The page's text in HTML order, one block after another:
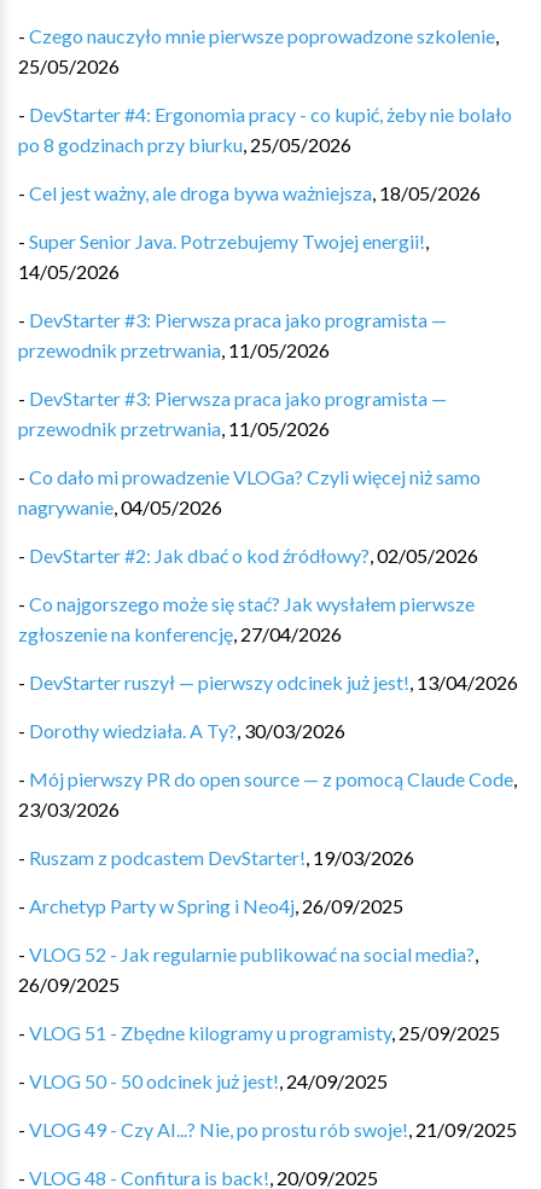
- Czego nauczyło mnie pierwsze poprowadzone szkolenie,
25/05/2026
- DevStarter #4: Ergonomia pracy - co kupić, żeby nie bolało
po 8 godzinach przy biurku, 25/05/2026
- Cel jest ważny, ale droga bywa ważniejsza, 18/05/2026
- Super Senior Java. Potrzebujemy Twojej energii!,
14/05/2026
- DevStarter #3: Pierwsza praca jako programista —
przewodnik przetrwania, 11/05/2026
- DevStarter #3: Pierwsza praca jako programista —
przewodnik przetrwania, 11/05/2026
- Co dało mi prowadzenie VLOGa? Czyli więcej niż samo
nagrywanie,04/05/2026
- DevStarter #2: Jak dbać o kod źródłowy?,02/05/2026
- Co najgorszego może się stać? Jak wysłałem pierwsze
zgłoszenie na konferencję, 27/04/2026
- DevStarter ruszył — pierwszy odcinek już jest!, 13/04/2026
- Dorothy wiedziała. A Ty?, 30/03/2026
- Mój pierwszy PR do open source — z pomocą Claude Code,
23/03/2026
- Ruszam z podcastem DevStarter!, 19/03/2026
- Archetyp Party w Spring i Neo4j, 26/09/2025
- VLOG 52 - Jak regularnie publikować na social media?,
26/09/2025
- VLOG 51 - Zbędne kilogramy u programisty, 25/09/2025
- VLOG 50 - 50 odcinek już jest!, 24/09/2025
- VLOG 49 - Czy AI...? Nie, po prostu rób swoje!, 21/09/2025
- VLOG 48 - Confitura is back!, 20/09/2025